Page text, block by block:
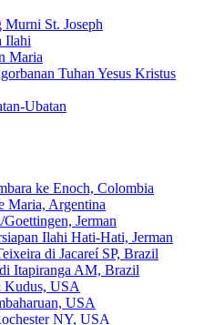
Murni St. Joseph
Ilahi
Maria
Tuhan Yesus Kristus
Ubatan
ke Enoch, Colombia
Maria, Argentina
Jerman
Ilahi Hati-Hati, Jerman
di Jacareí SP, Brazil
Itapiranga AM, Brazil
Kudus, USA
USA
NY, USA